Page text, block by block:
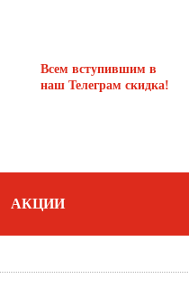
Всем вступившим в
наш Телеграм скидка!
АКЦИИ